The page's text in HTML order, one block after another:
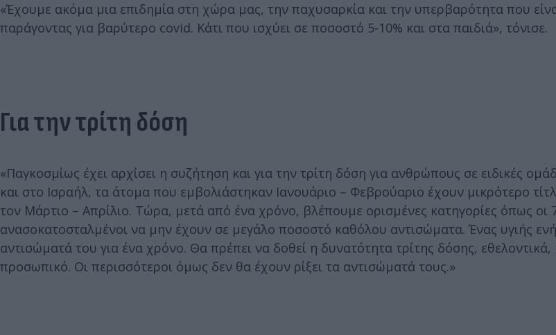
«Έχουμε ακόμα μια επιδημία στη χώρα μας, την παχυσαρκία και την υπερβαρότητα που
παράγοντας για βαρύτερο covid. Κάτι που ισχύει σε ποσοστό 5-10% και στα παιδιά», τόνισε.
Για την τρίτη δόση
«Παγκοσμίως έχει αρχίσει η συζήτηση και για την τρίτη δόση για ανθρώπους σε ειδικές
και στο Ισραήλ, τα άτομα που εμβολιάστηκαν Ιανουάριο – Φεβρούαριο έχουν μικρότερο
τον Μάρτιο – Απρίλιο. Τώρα, μετά από ένα χρόνο, βλέπουμε ορισμένες κατηγορίες όπως οι
ανασοκατοσταλμένοι να μην έχουν σε μεγάλο ποσοστό καθόλου αντισώματα. Ένας υγιής
αντισώματά του για ένα χρόνο. Θα πρέπει να δοθεί η δυνατότητα τρίτης δόσης, εθελοντικά,
προσωπικό. Οι περισσότεροι όμως δεν θα έχουν ρίξει τα αντισώματά τους.»